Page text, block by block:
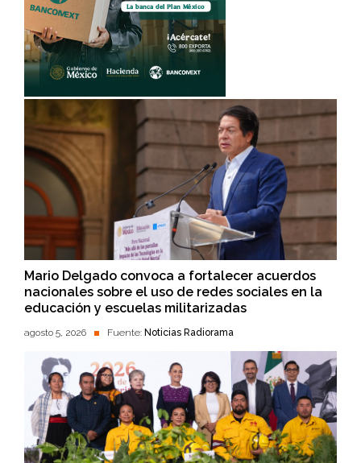
Mario Delgado convoca a fortalecer acuerdos
nacionales sobre el uso de redes sociales en la
educación y escuelas militarizadas
agosto 5, 2026 Fuente: Noticias Radiorama